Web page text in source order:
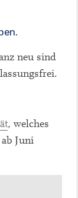
neu sind
, welches
Juni